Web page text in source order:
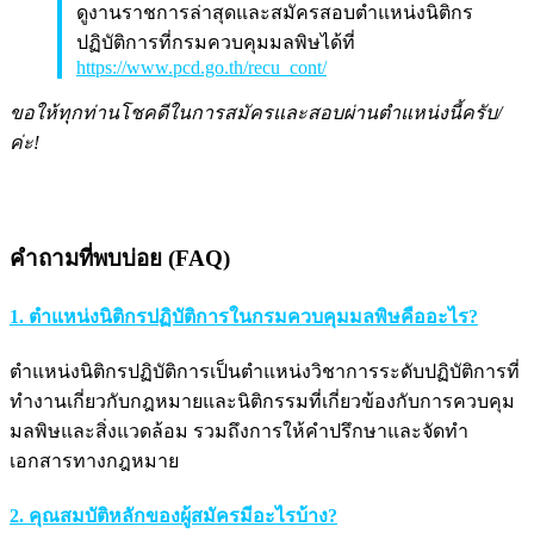
ดูงานราชการล่าสุดและสมัครสอบตำแหน่งนิติกร
ปฏิบัติการที่กรมควบคุมมลพิษได้ที่
https://www.pcd.go.th/recu_cont/
ขอให้ทุกท่านโชคดีในการสมัครและสอบผ่านตำแหน่งนี้ครับ/
ค่ะ!
คำถามที่พบบ่อย (FAQ)
1. ตำแหน่งนิติกรปฏิบัติการในกรมควบคุมมลพิษคืออะไร?
ตำแหน่งนิติกรปฏิบัติการเป็นตำแหน่งวิชาการระดับปฏิบัติการที่
ทำงานเกี่ยวกับกฎหมายและนิติกรรมที่เกี่ยวข้องกับการควบคุม
มลพิษและสิ่งแวดล้อม รวมถึงการให้คำปรึกษาและจัดทำ
เอกสารทางกฎหมาย
2. คุณสมบัติหลักของผู้สมัครมีอะไรบ้าง?